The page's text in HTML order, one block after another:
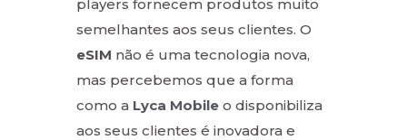
players fornecem produtos muito
semelhantes aos seus clientes. O
eSIM não é uma tecnologia nova,
mas percebemos que a forma
como a Lyca Mobile o disponibiliza
aos seus clientes é inovadora e